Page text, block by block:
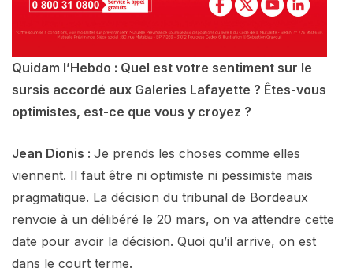
Quidam l’Hebdo : Quel est votre sentiment sur le
sursis accordé aux Galeries Lafayette ? Êtes-vous
optimistes, est-ce que vous y croyez ?
Jean Dionis : Je prends les choses comme elles
viennent. Il faut être ni optimiste ni pessimiste mais
pragmatique. La décision du tribunal de Bordeaux
renvoie à un délibéré le 20 mars, on va attendre cette
date pour avoir la décision. Quoi qu’il arrive, on est
dans le court terme.